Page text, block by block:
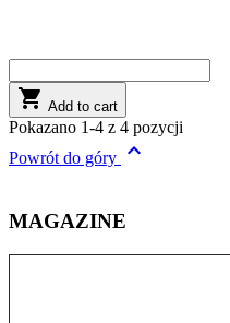
 Add to cart
Pokazano 1-4 z 4 pozycji
Powrót do góry 
MAGAZINE